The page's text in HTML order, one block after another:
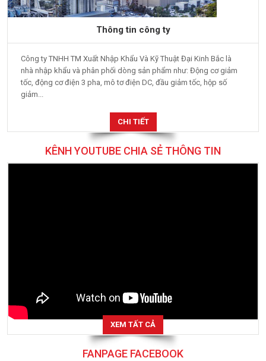
Thông tin công ty
Công ty TNHH TM Xuất Nhập Khẩu Và Kỹ Thuật Đại Kinh Bắc là
nhà nhập khẩu và phân phối dòng sản phẩm như: Động cơ giảm
tốc, động cơ điện 3 pha, mô tơ điện DC, đầu giảm tốc, hộp số
giảm...
CHI TIẾT
KÊNH YOUTUBE CHIA SẺ THÔNG TIN
XEM TẤT CẢ
FANPAGE FACEBOOK